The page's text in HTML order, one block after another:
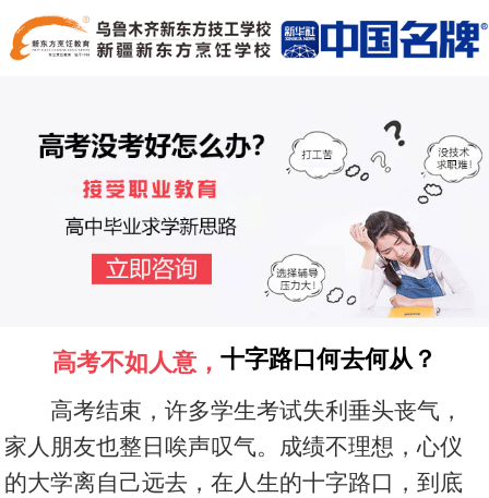
高考不如人意， 十字路口何去何从？
高考结束，许多学生考试失利垂头丧气，
家人朋友也整日唉声叹气。成绩不理想，心仪
的大学离自己远去，在人生的十字路口，到底